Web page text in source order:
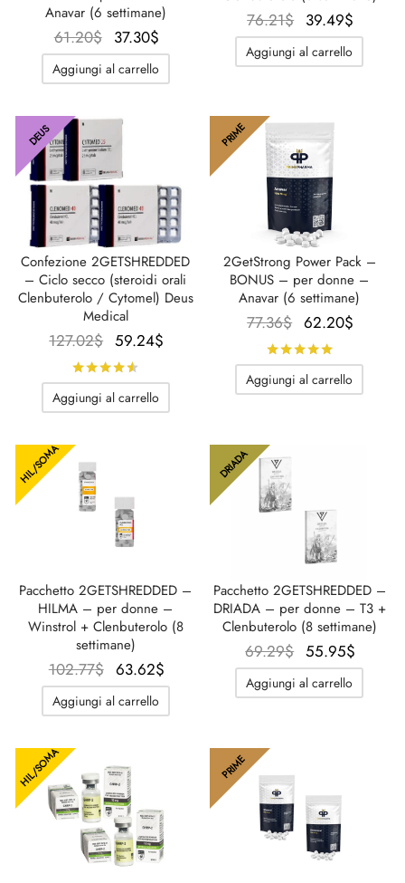
Anavar (6 settimane)
61.20$
Il
prezzo
originale
61.20$.
37.30$
prezzo
attuale
Aggiungi al carrello
76.21$
Il
prezzo
originale
39.49$
prezzo
attuale
Aggiungi al carrello
DEUS
Confezione 2GETSHREDDED
– Ciclo secco (steroidi orali
Clenbuterolo / Cytomel) Deus
Medical
127.02$ Il prezzo
originale
era:
127.02$.
59.24$
Aggiungi al carrello
PRIME
2GetStrong Power Pack –
BONUS – per donne –
Anavar (6 settimane)
77.36$
Il
prezzo
originale
era:
62.20$
attuale
Aggiungi al carrello
HIL/SOMA
Pacchetto 2GETSHREDDED –
HILMA – per donne –
Winstrol + Clenbuterolo (8
settimane)
102.77$ Il prezzo
originale
era:
63.62$
prezzo
Aggiungi al carrello
DRIADA
Pacchetto 2GETSHREDDED –
DRIADA – per donne – T3 +
Clenbuterolo (8 settimane)
69.29$
Il
prezzo
originale
55.95$
Aggiungi al carrello
HIL/SOMA PRIME
PHARMA 🇪🇺🌍
/ GENETIC 🇪🇺
🇪🇺
🇪🇺
/ PHARMACOM INT. 🌍
Di Stenbolone
Orale
(Stanozolol) Orale
(Mounjaro)
GnRH